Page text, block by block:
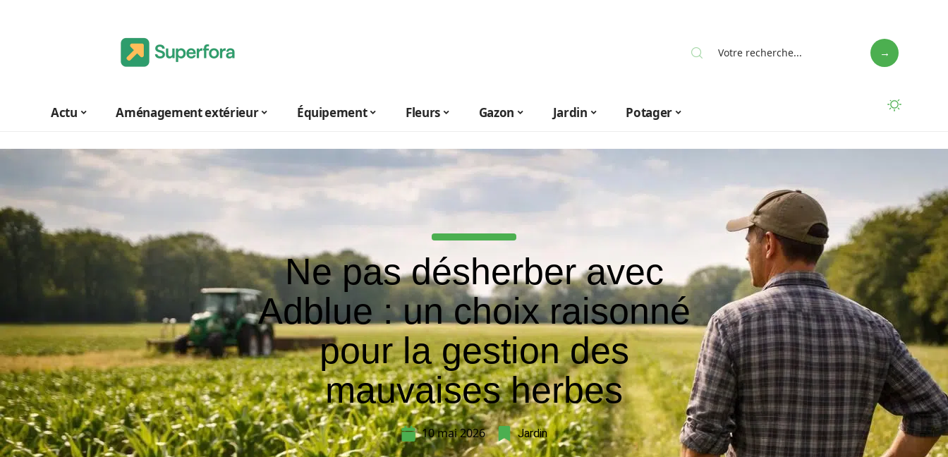
Actu Aménagement extérieur Équipement Fleurs Gazon Jardin Potager
Ne pas désherber avec
Adblue : un choix raisonné
pour la gestion des
mauvaises herbes
10 mai 2026 Jardin